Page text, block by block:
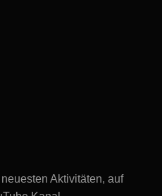
Aktivitäten, auf